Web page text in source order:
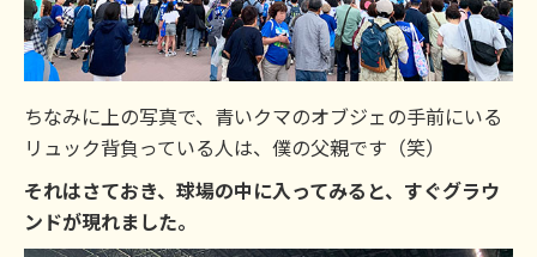
ちなみに上の写真で、青いクマのオブジェの手前にいる
リュック背負っている人は、僕の父親です（笑）
それはさておき、球場の中に入ってみると、すぐグラウ
ンドが現れました。